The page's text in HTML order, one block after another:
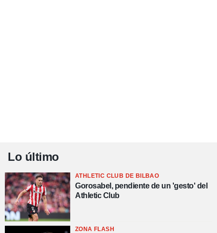
Lo último
ATHLETIC CLUB DE BILBAO
Gorosabel, pendiente de un 'gesto' del
Athletic Club
ZONA FLASH